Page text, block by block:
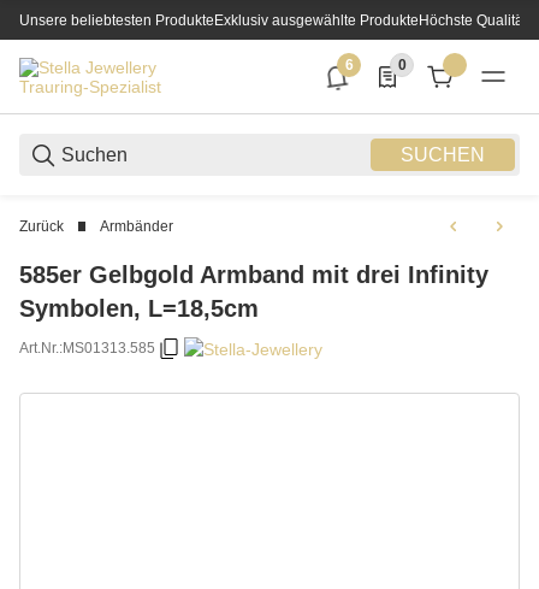
Unsere beliebtesten ProdukteExklusiv ausgewählte ProdukteHöchste Qualität
SUCHEN
6
6 neue Notifizierungen
0
0 Produkte in der
Zurück Armbänder
585er Gelbgold Armband mit drei Infinity
Symbolen, L=18,5cm
Art.Nr.:MS01313.585